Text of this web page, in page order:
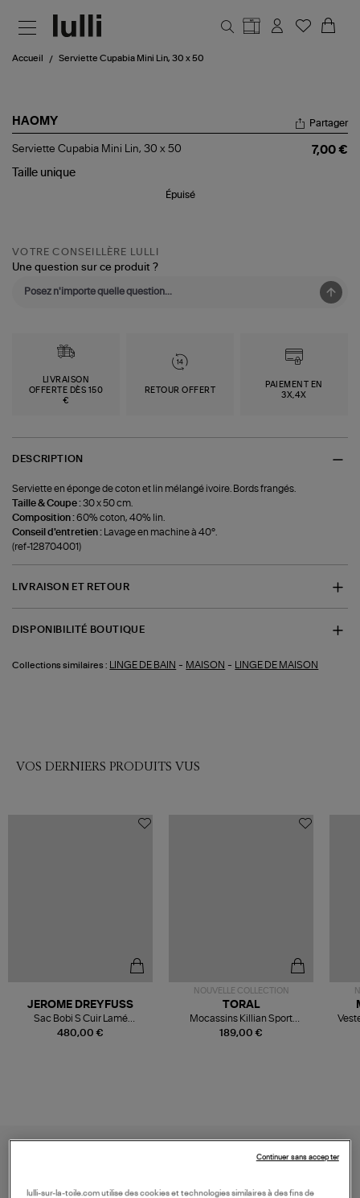
Accueil Serviette Cupabia Mini Lin, 30 x 50
HAOMY
Serviette
Mini
Partager
Serviette Cupabia Mini Lin, 30 x 50
7,00 €
Taille unique
Épuisé
VOTRE CONSEILLÈRE LULLI
Une question sur ce produit ?
LIVRAISON
OFFERTE DÈS 150
€
RETOUR OFFERT
PAIEMENT EN
3X,4X
DESCRIPTION
Serviette en éponge de coton et lin mélangé ivoire. Bords frangés.
Taille & Coupe :30 x 50 cm.
Composition :60% coton, 40% lin.
Conseil d'entretien :
Lavage en machine à 40°.
(ref-128704001)
LIVRAISON ET RETOUR
DISPONIBILITÉ BOUTIQUE
Collections similaires : LINGE DE BAIN - MAISON - LINGE DE MAISON
VOS DERNIERS PRODUITS VUS
480,00 €
JEROME DREYFUSS
Sac Bobi S Cuir Lamé
Champagne
NOUVELLE COLLECTION
189,00 €
TORAL
Mocassins Killian Sport
Mousse
lulli-sur-la-toile.com utilise des cookies et technologies similaires à des fins de
Continuer sans accepter